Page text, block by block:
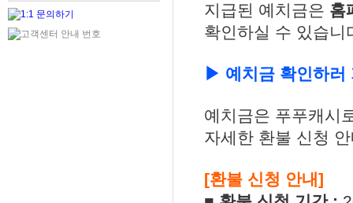
지급된 예치금은 홈
확인하실 수 있습니
▶ 예치금 확인하러
예치금은 푸푸캐시
자세한 환불 신청
[환불 신청 안내]